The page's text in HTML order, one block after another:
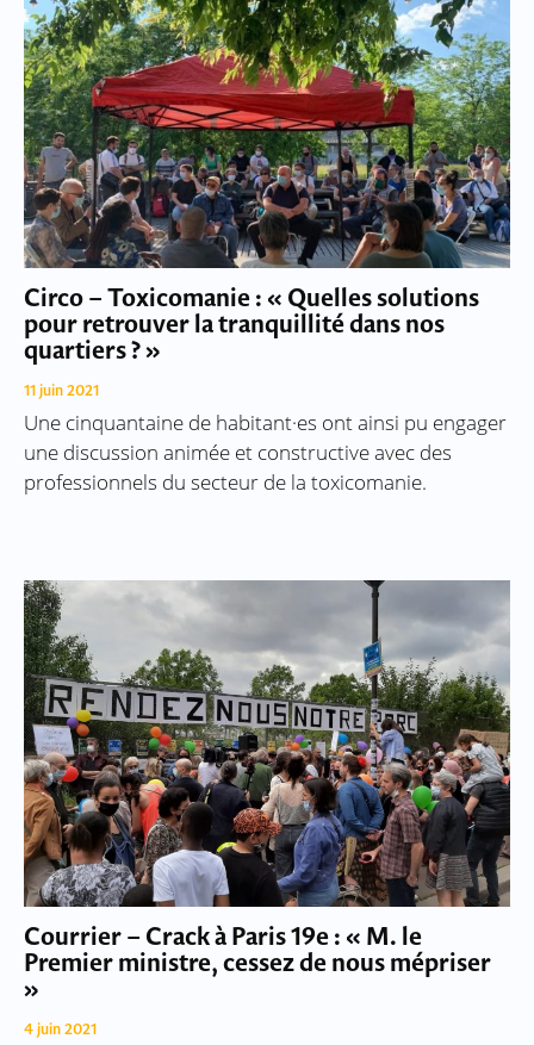
Circo – Toxicomanie : « Quelles solutions
pour retrouver la tranquillité dans nos
quartiers ? »
11 juin 2021
Une cinquantaine de habitant·es ont ainsi pu engager
une discussion animée et constructive avec des
professionnels du secteur de la toxicomanie.
Courrier – Crack à Paris 19e : « M. le
Premier ministre, cessez de nous mépriser
»
4 juin 2021